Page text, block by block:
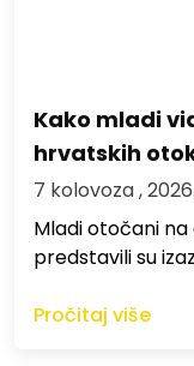
Kako mladi
hrvatskih
7 kolovoza , 2026.
Mladi otočani
predstavili su
Pročitaj više